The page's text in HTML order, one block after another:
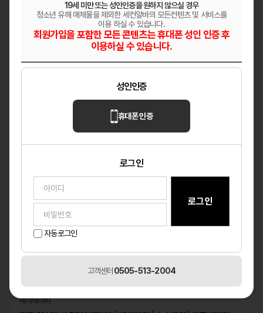
강원 원주 마사지
헤븐
✨ 매니저님들 어서 오세요 ✨
울산 남구 마사지
레이테라피
19세 미만 또는 성인인증을 원하지 않으실 경우
청소년 유해 매체물을 제외한 세컨알바의 모든컨텐츠 및 서비스를
이용 하실 수 있습니다.
회원가입을 포함한 모든 콘텐츠는 휴대폰 성인 인증 후
이용하실 수 있습니다.
성인인증
휴대폰 인증
로그인
자동로그인
고객센터 0505-513-2004